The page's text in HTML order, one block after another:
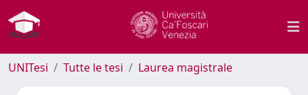
UNITesi Tutte le tesi Laurea magistrale